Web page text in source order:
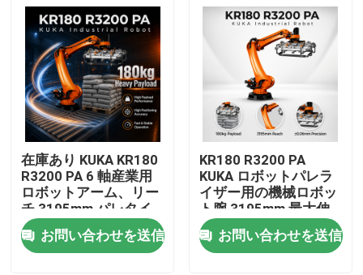
家へ
在庫あり KUKA KR180
R3200 PA 6 軸産業用
ロボットアーム、リー
チ 3195mm パレタイ
ジングハンドリングロ
ボットアーム
お問い合わせを送信
KR180 R3200 PA
KUKA ロボットパレラ
イザー用の機械ロボッ
ト腕 3195mm 最大伸
縮
お問い合わせを送信